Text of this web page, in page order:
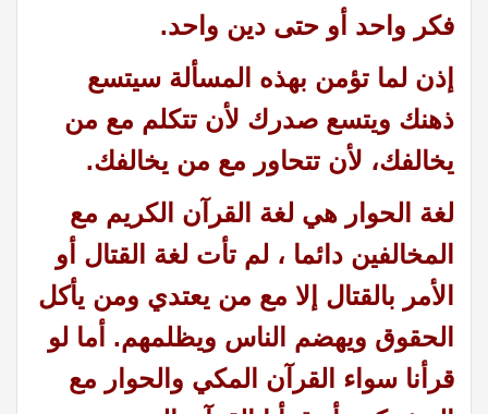
فكر واحد أو حتى دين واحد.
إذن لما تؤمن بهذه المسألة سيتسع
ذهنك ويتسع صدرك لأن تتكلم مع من
يخالفك، لأن تتحاور مع من يخالفك.
لغة الحوار هي لغة القرآن الكريم مع
المخالفين دائما ، لم تأت لغة القتال أو
الأمر بالقتال إلا مع من يعتدي ومن يأكل
الحقوق ويهضم الناس ويظلمهم. أما لو
قرأنا سواء القرآن المكي والحوار مع